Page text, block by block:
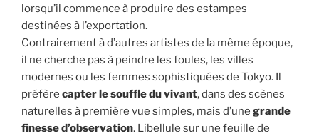
lorsqu’il commence à produire des estampes
destinées à l’exportation.
Contrairement à d’autres artistes de la même époque,
il ne cherche pas à peindre les foules, les villes
modernes ou les femmes sophistiquées de Tokyo. Il
préfère capter le souffle du vivant, dans des scènes
naturelles à première vue simples, mais d’une grande
finesse d’observation. Libellule sur une feuille de